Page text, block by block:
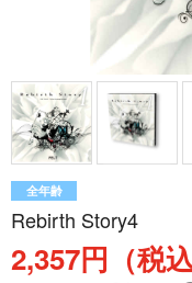
全年齢
Rebirth Story4
2,357円（税込